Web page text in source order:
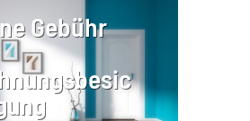
Gebühr